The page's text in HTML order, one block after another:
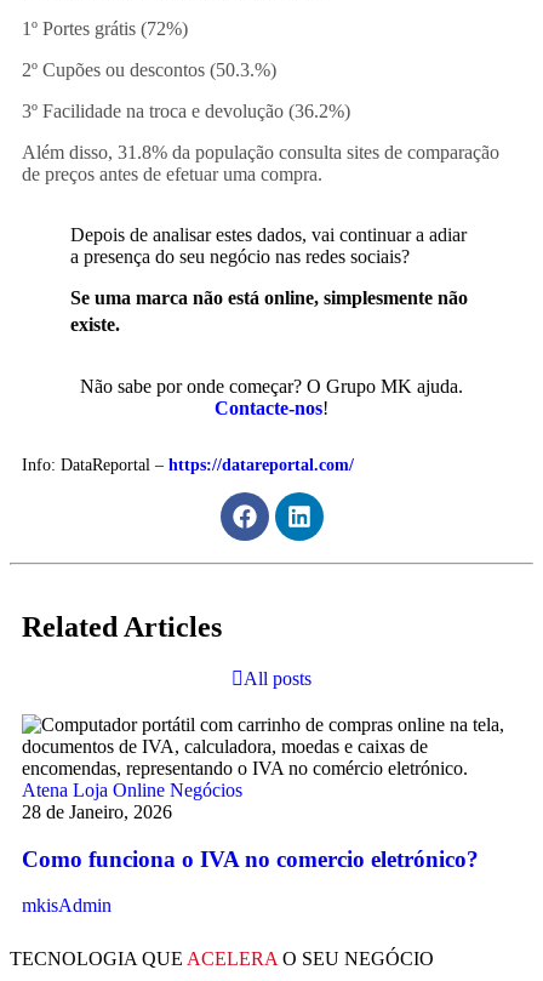
1º Portes grátis (72%)
2º Cupões ou descontos (50.3.%)
3º Facilidade na troca e devolução (36.2%)
Além disso, 31.8% da população consulta sites de comparação
de preços antes de efetuar uma compra.
Depois de analisar estes dados, vai continuar a adiar
a presença do seu negócio nas redes sociais?
Se uma marca não está online, simplesmente não
existe.
Não sabe por onde começar? O Grupo MK ajuda.
Contacte-nos!
Info: DataReportal – https://datareportal.com/
Related Articles
All posts
Atena Loja Online Negócios
28 de Janeiro, 2026
Como funciona o IVA no comercio eletrónico?
mkisAdmin
TECNOLOGIA QUE ACELERA O SEU NEGÓCIO